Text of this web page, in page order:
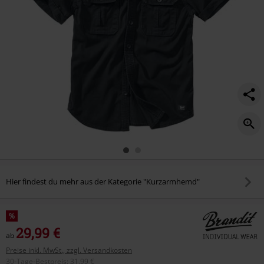
Hier findest du mehr aus der Kategorie "Kurzarmhemd"
%
ab 29,99 €
Preise inkl. MwSt., zzgl. Versandkosten
30-Tage-Bestpreis
31,99 €